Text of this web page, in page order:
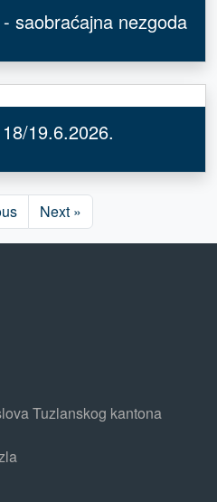
saobraćajna nezgoda
19.6.2026.
Next »
Tuzlanskog kantona